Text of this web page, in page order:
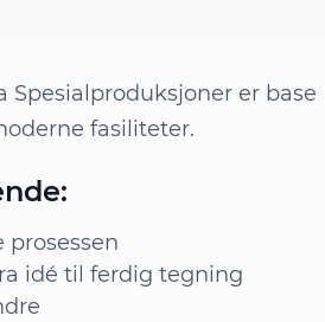
er base
fasiliteter.
idé til ferdig tegning